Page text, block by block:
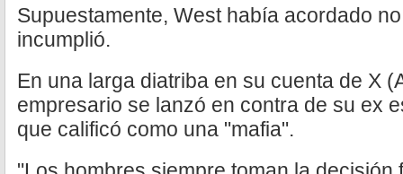
Supuestamente, West había acordado
incumplió.
En una larga diatriba en su cuenta de X
empresario se lanzó en contra de su ex
que calificó como una "mafia".